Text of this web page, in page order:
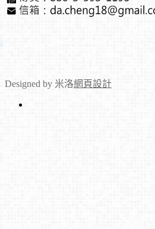
Designed by 米洛網頁設計